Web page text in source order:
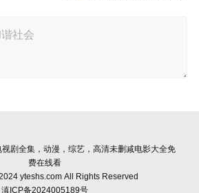
剧全集，动漫，综艺，高清未删减电影大全免
费在线看
yteshs.com All Rights Reserved
滇ICP备2024005189号